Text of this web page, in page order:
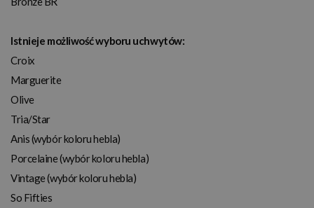
Istnieje możliwość wyboru uchwytów:
Croix
Marguerite
Olive
Tria/Star
Anis (wybór koloru hebla)
Porcelaine (wybór koloru hebla)
Vintage (wybór koloru hebla)
So Fifties